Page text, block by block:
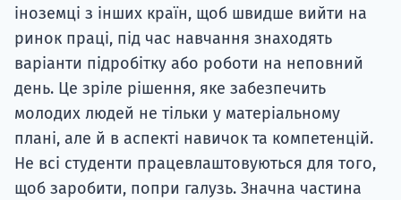
іноземці з інших країн, щоб швидше вийти на
ринок праці, під час навчання знаходять
варіанти підробітку або роботи на неповний
день. Це зріле рішення, яке забезпечить
молодих людей не тільки у матеріальному
плані, але й в аспекті навичок та компетенцій.
Не всі студенти працевлаштовуються для того,
щоб заробити, попри галузь. Значна частина